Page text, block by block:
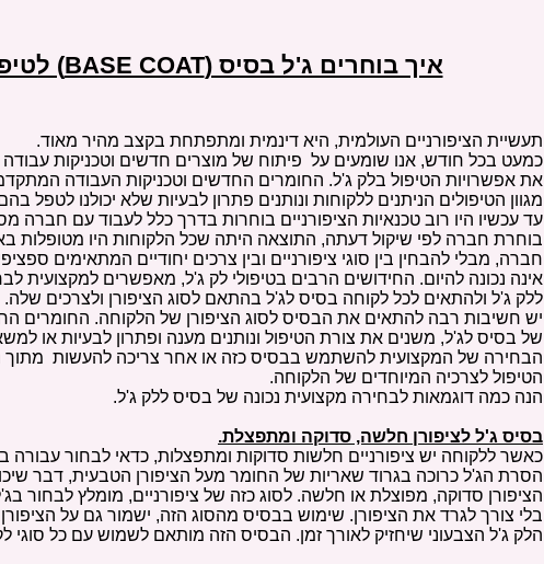
איך בוחרים ג'ל בסיס (BASE COAT
)
תעשיית הציפורניים העולמית, היא דינמית ומתפתחת בקצב מהיר מאוד.
כמעט בכל חודש, אנו שומעים על פיתוח של מוצרים חדשים וטכניקות
את אפשרויות הטיפול בלק ג'ל. החומרים החדשים וטכניקות העבודה
מגוון הטיפולים הניתנים ללקוחות ונותנים פתרון לבעיות שלא יכולנו לטפל
עד עכשיו היו רוב טכנאיות הציפורניים בוחרות בדרך כלל לעבוד עם חברה
בוחרת חברה לפי שיקול דעתה, התוצאה היתה שכל הלקוחות היו מטופלות
חברה, מבלי להבחין בין סוגי ציפורניים ובין צרכים יחודיים המתאימים
אינה נכונה להיום. החידושים הרבים בטיפולי לק ג'ל, מאפשרים למקצועית
ללק ג'ל ולהתאים לכל לקוחה בסיס לג'ל בהתאם לסוג הציפורן ולצרכים שלה.
יש חשיבות רבה להתאים את הבסיס לסוג הציפורן של הלקוחה. החומרים
של בסיס לג'ל, משנים את צורת הטיפול ונותנים מענה ופתרון לבעיות או
הבחירה של המקצועית להשתמש בבסיס כזה או אחר צריכה להעשות
הטיפול לצרכיה המיוחדים של הלקוחה.
הנה כמה דוגמאות לבחירה מקצועית נכונה של בסיס ללק ג'ל.
בסיס ג'ל לציפורן חלשה, סדוקה ומתפצלת.
כאשר ללקוחה יש ציפורניים חלשות סדוקות ומתפצלות, כדאי לבחור עבורה
הסרת הג'ל כרוכה בגרוד שאריות של החומר מעל הציפורן הטבעית, דבר
הציפורן סדוקה, מפוצלת או חלשה. לסוג כזה של ציפורניים, מומלץ לבחור
בלי צורך לגרד את הציפורן. שימוש בבסיס מהסוג הזה, ישמור גם על
הלק ג'ל הצבעוני שיחזיק לאורך זמן. הבסיס הזה מותאם לשמוש עם כל סוגי